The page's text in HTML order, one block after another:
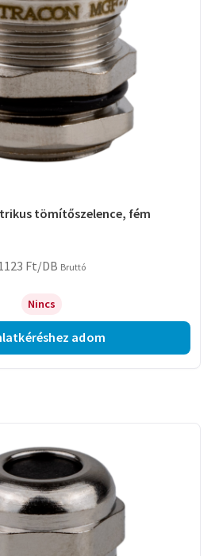
tömítőszelence, fém
Ft/DB Bruttó
Nincs
adom